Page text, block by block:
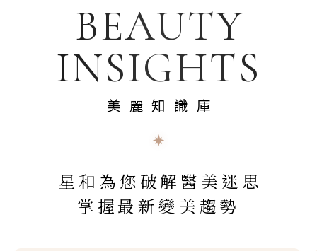
BEAUTY
INSIGHTS
美麗知識庫
星和為您破解醫美迷思
掌握最新變美趨勢